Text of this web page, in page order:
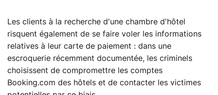
Les clients à la recherche d'une chambre d'hôtel
risquent également de se faire voler les informations
relatives à leur carte de paiement : dans une
escroquerie récemment documentée, les criminels
choisissent de compromettre les comptes
Booking.com des hôtels et de contacter les victimes